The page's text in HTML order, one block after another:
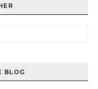
BLOG